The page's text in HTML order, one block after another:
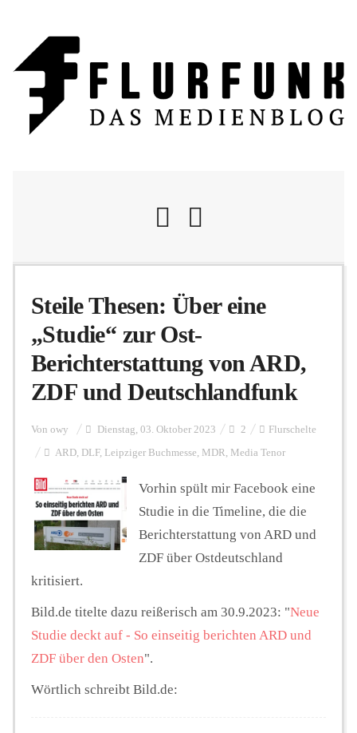
Nachrichten
Flurschelte
Personalien
Hintergrund
FUNKTURM-Beiträge
Seminare
Unterstützen
Steile Thesen: Über eine
„Studie“ zur Ost-
Berichterstattung von ARD,
ZDF und Deutschlandfunk
Von owy Dienstag, 03. Oktober 2023 2 Flurschelte
ARD, DLF, Leipziger Buchmesse, MDR, Media Tenor
Vorhin spült mir Facebook eine
Studie in die Timeline, die die
Berichterstattung von ARD und
ZDF über Ostdeutschland
kritisiert.
Bild.de titelte dazu reißerisch am 30.9.2023: "Neue
Studie deckt auf - So einseitig berichten ARD und
ZDF über den Osten".
Wörtlich schreibt Bild.de: